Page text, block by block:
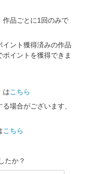
作品ごとに1回のみで
ント獲得済みの作品
イントを獲得できま
はこちら
場合がございます、
こちら
たか？